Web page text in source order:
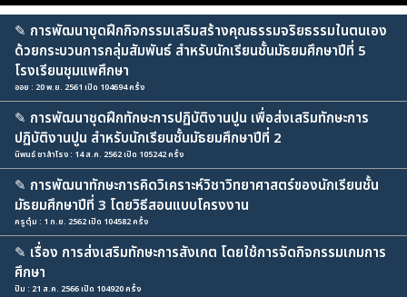
✎ การพัฒนาชุดฝึกกิจกรรมเสริมสร้างคุณธรรมจริยธรรมในตนเอง
ด้วยกระบวนการกลุ่มสัมพันธ์ สำหรับนักเรียนชั้นมัธยมศึกษาปีที่ 5
โรงเรียนชุมแพศึกษา
ออย : 20 พ.ย. 2561 เปิด 104694 ครั้ง
✎ การพัฒนาชุดฝึกทักษะการปฏิบัติงานปูน เพื่อส่งเสริมทักษะการ
ปฏิบัติงานปูน สำหรับนักเรียนชั้นมัธยมศึกษาปีที่ 2
นิพนธ์ ซาสำโรง : 14 ส.ค. 2562 เปิด 105242 ครั้ง
✎ การพัฒนาทักษะการคิดวิเคราะห์วิชาวิทยาศาสตร์ของนักเรียนชั้น
มัธยมศึกษาปีที่ 3 โดยวิธีสอนแบบโครงงาน
ครูตุ๋ม : 1 ก.ย. 2562 เปิด 104582 ครั้ง
✎ เรื่อง การส่งเสริมทักษะการสังเกต โดยใช้การจัดกิจกรรมเกมการ
ศึกษา
ปิม : 21 ส.ค. 2566 เปิด 104920 ครั้ง